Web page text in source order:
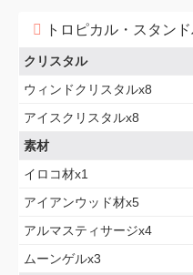
トロピカル・スタン
クリスタル
ウィンドクリスタルx8
アイスクリスタルx8
素材
イロコ材x1
アイアンウッド材x5
アルマスティサージx4
ムーンゲルx3